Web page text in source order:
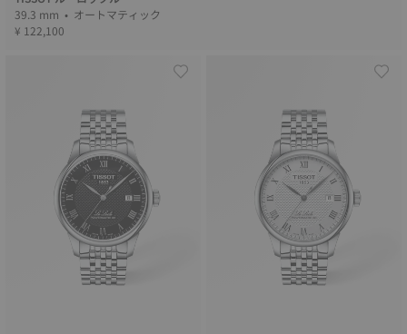
39.3 mm • オートマティック
¥ 122,100